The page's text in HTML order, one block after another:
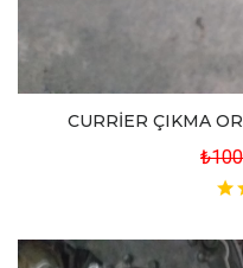
CURRİER ÇIKMA